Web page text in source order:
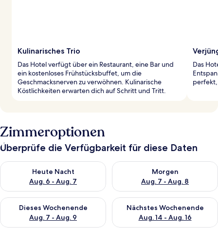
Kulinarisches Trio
Das Hotel verfügt über ein Restaurant, eine Bar und
ein kostenloses Frühstücksbuffet, um die
Geschmacksnerven zu verwöhnen. Kulinarische
Köstlichkeiten erwarten dich auf Schritt und Tritt.
Das
Zimmeroptionen
Überprüfe die Verfügbarkeit für diese Daten
Heute Nacht
Aug. 6 - Aug. 7
Überprüfe die Verfügbarkeit für heute Nacht, Aug. 6 - Aug. 7.
Morgen
Aug. 7 - Aug. 8
Überprüfe die Verfügbarkeit
Dieses Wochenende
Aug. 7 - Aug. 9
Überprüfe die Verfügbarkeit für dieses Wochenende, Aug. 7
Nächstes Wochenende
Aug. 14 - Aug. 16
Überprüfe die Verfügbarkeit